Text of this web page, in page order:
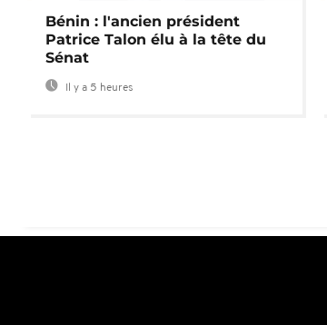
Bénin : l'ancien président
Patrice Talon élu à la tête du
Sénat
Il y a 5 heures